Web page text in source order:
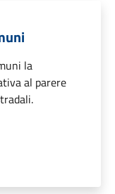
la
al parere